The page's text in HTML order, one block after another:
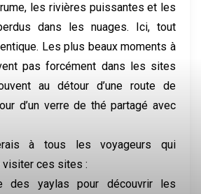
les rivières puissantes et les
dans les nuages. Ici, tout
Les plus beaux moments à
pas forcément dans les sites
au détour d’une route de
d’un verre de thé partagé avec
à tous les voyageurs qui
visiter ces sites :
des yaylas pour découvrir les